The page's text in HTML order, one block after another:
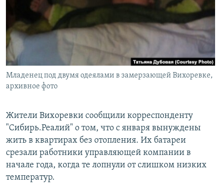
РАСПИСАНИЕ ВЕЩАНИЯ
ПОДПИШИТЕСЬ НА РАССЫЛКУ
СОЦИАЛЬНЫЕ СЕТИ
Все сайты РСЕ/РС
Младенец под двумя одеялами в замерзающей Вихоревке,
архивное фото
Жители Вихоревки сообщили корреспонденту
"Сибирь.Реалий" о том, что с января вынуждены
жить в квартирах без отопления. Их батареи
срезали работники управляющей компании в
начале года, когда те лопнули от слишком низких
температур.